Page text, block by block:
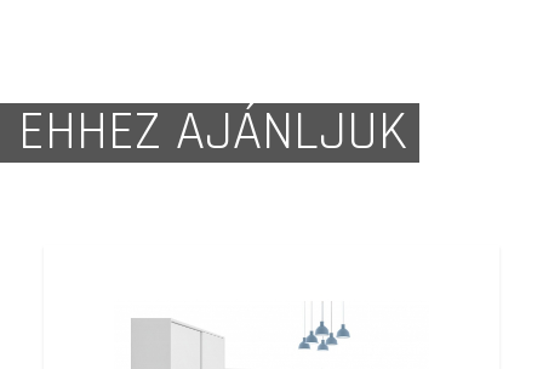
EHHEZ AJÁNLJUK